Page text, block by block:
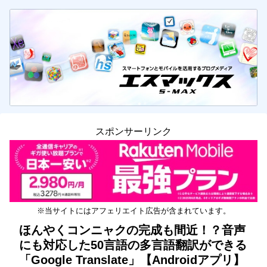
スポンサーリンク
※当サイトにはアフェリエイト広告が含まれています。
ほんやくコンニャクの完成も間近！？音声
にも対応した50言語の多言語翻訳ができる
「Google Translate」【Androidアプリ】